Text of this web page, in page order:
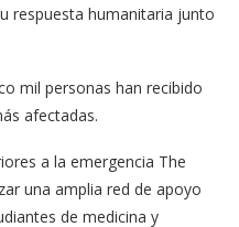
respuesta humanitaria junto
mil personas han recibido
afectadas.
a la emergencia The
una amplia red de apoyo
de medicina y